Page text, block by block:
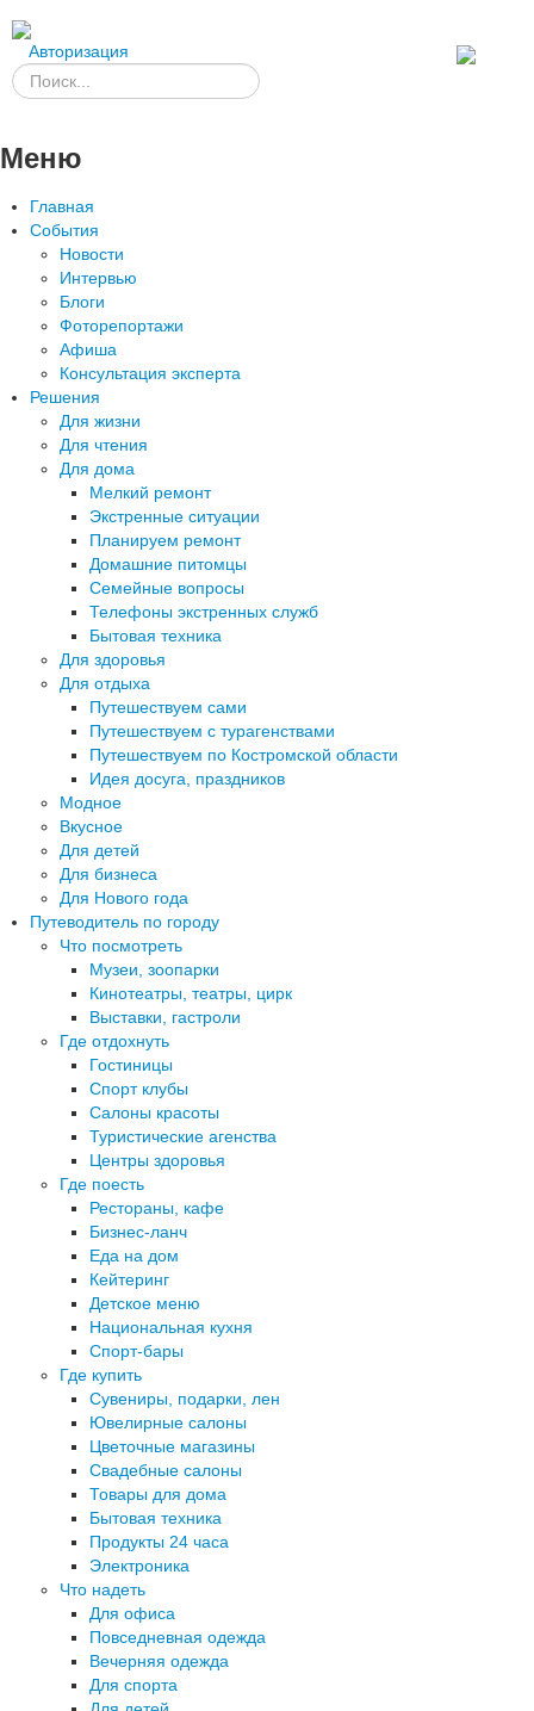
Авторизация
Меню
Главная
События
Новости
Интервью
Блоги
Фоторепортажи
Афиша
Консультация эксперта
Решения
Для жизни
Для чтения
Для дома
Мелкий ремонт
Экстренные ситуации
Планируем ремонт
Домашние питомцы
Семейные вопросы
Телефоны экстренных служб
Бытовая техника
Для здоровья
Для отдыха
Путешествуем сами
Путешествуем с турагенствами
Путешествуем по Костромской области
Идея досуга, праздников
Модное
Вкусное
Для детей
Для бизнеса
Для Нового года
Путеводитель по городу
Что посмотреть
Музеи, зоопарки
Кинотеатры, театры, цирк
Выставки, гастроли
Где отдохнуть
Гостиницы
Спорт клубы
Салоны красоты
Туристические агенства
Центры здоровья
Где поесть
Рестораны, кафе
Бизнес-ланч
Еда на дом
Кейтеринг
Детское меню
Национальная кухня
Спорт-бары
Где купить
Сувениры, подарки, лен
Ювелирные салоны
Цветочные магазины
Свадебные салоны
Товары для дома
Бытовая техника
Продукты 24 часа
Электроника
Что надеть
Для офиса
Повседневная одежда
Вечерняя одежда
Для спорта